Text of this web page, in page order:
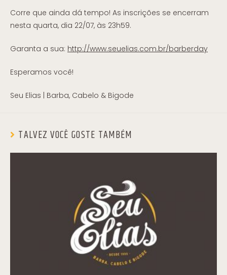
Corre que ainda dá tempo! As inscrições se encerram
nesta quarta, dia 22/07, às 23h59.
Garanta a sua: http://www.seuelias.com.br/barberday
Esperamos você!
Seu Elias | Barba, Cabelo & Bigode
TALVEZ VOCÊ GOSTE TAMBÉM